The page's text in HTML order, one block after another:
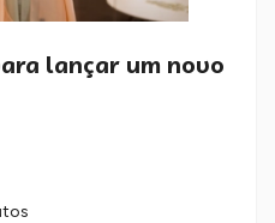
lançar um novo